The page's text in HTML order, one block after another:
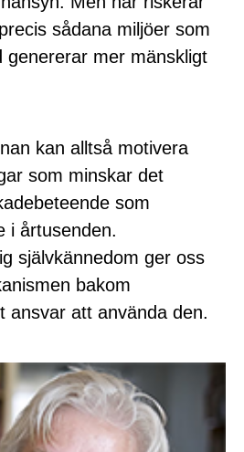
sådana miljöer som
genererar mer mänskligt
kan alltså motivera
som minskar det
som
i årtusenden.
självkännedom ger oss
bakom
ansvar att använda den.